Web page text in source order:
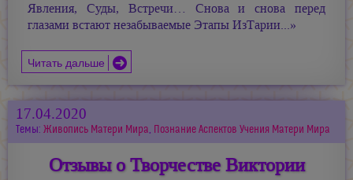
Явления, Суды, Встречи… Снова и снова перед
глазами встают незабываемые Этапы ИзТарии...»
Читать дальше
17.04.2020
Темы: Живопись Матери Мира, Познание Аспектов Учения Матери Мира
Отзывы о Творчестве Виктории